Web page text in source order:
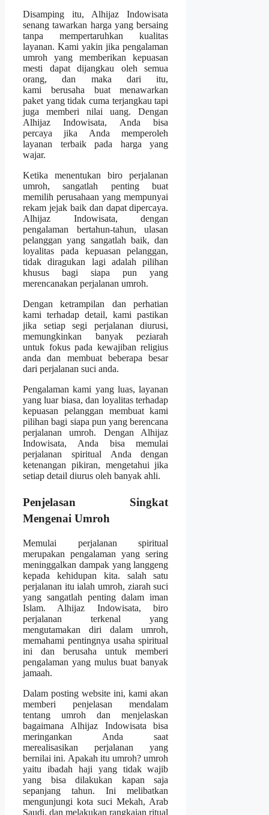
Disamping itu, Alhijaz Indowisata
senang tawarkan harga yang bersaing
tanpa mempertaruhkan kualitas
layanan. Kami yakin jika pengalaman
umroh yang memberikan kepuasan
mesti dapat dijangkau oleh semua
orang, dan maka dari itu,
kami berusaha buat menawarkan
paket yang tidak cuma terjangkau tapi
juga memberi nilai uang. Dengan
Alhijaz Indowisata, Anda bisa
percaya jika Anda memperoleh
layanan terbaik pada harga yang
wajar.
Ketika menentukan biro perjalanan
umroh, sangatlah penting buat
memilih perusahaan yang mempunyai
rekam jejak baik dan dapat dipercaya.
Alhijaz Indowisata, dengan
pengalaman bertahun-tahun, ulasan
pelanggan yang sangatlah baik, dan
loyalitas pada kepuasan pelanggan,
tidak diragukan lagi adalah pilihan
khusus bagi siapa pun yang
merencanakan perjalanan umroh.
Dengan ketrampilan dan perhatian
kami terhadap detail, kami pastikan
jika setiap segi perjalanan diurusi,
memungkinkan banyak peziarah
untuk fokus pada kewajiban religius
anda dan membuat beberapa besar
dari perjalanan suci anda.
Pengalaman kami yang luas, layanan
yang luar biasa, dan loyalitas terhadap
kepuasan pelanggan membuat kami
pilihan bagi siapa pun yang berencana
perjalanan umroh. Dengan Alhijaz
Indowisata, Anda bisa memulai
perjalanan spiritual Anda dengan
ketenangan pikiran, mengetahui jika
setiap detail diurus oleh banyak ahli.
Penjelasan Singkat
Mengenai Umroh
Memulai perjalanan spiritual
merupakan pengalaman yang sering
meninggalkan dampak yang langgeng
kepada kehidupan kita. salah satu
perjalanan itu ialah umroh, ziarah suci
yang sangatlah penting dalam iman
Islam. Alhijaz Indowisata, biro
perjalanan terkenal yang
mengutamakan diri dalam umroh,
memahami pentingnya usaha spiritual
ini dan berusaha untuk memberi
pengalaman yang mulus buat banyak
jamaah.
Dalam posting website ini, kami akan
memberi penjelasan mendalam
tentang umroh dan menjelaskan
bagaimana Alhijaz Indowisata bisa
meringankan Anda saat
merealisasikan perjalanan yang
bernilai ini. Apakah itu umroh? umroh
yaitu ibadah haji yang tidak wajib
yang bisa dilakukan kapan saja
sepanjang tahun. Ini melibatkan
mengunjungi kota suci Mekah, Arab
Saudi, dan melakukan rangkaian ritual